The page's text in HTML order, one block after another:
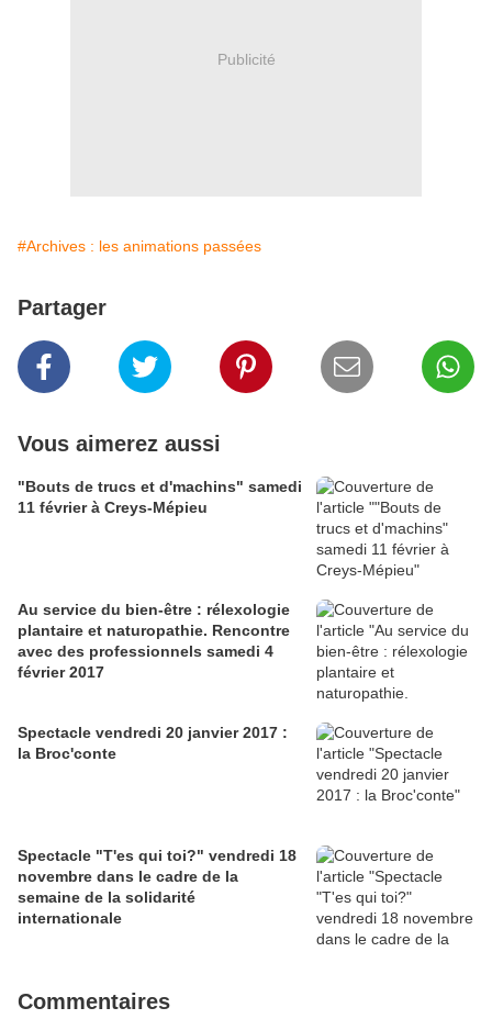
Publicité
#Archives : les animations passées
Partager
Vous aimerez aussi
"Bouts de trucs et d'machins" samedi
11 février à Creys-Mépieu
Au service du bien-être : rélexologie
plantaire et naturopathie. Rencontre
avec des professionnels samedi 4
février 2017
Spectacle vendredi 20 janvier 2017 :
la Broc'conte
Spectacle "T'es qui toi?" vendredi 18
novembre dans le cadre de la
semaine de la solidarité
internationale
Commentaires